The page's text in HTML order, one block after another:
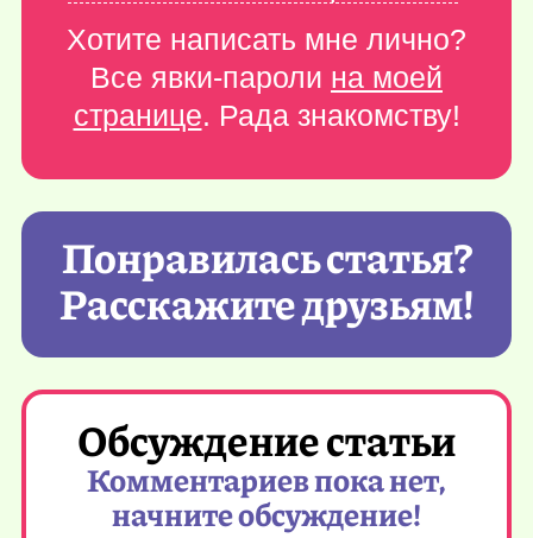
Хотите написать мне лично?
Все явки-пароли на моей
странице. Рада знакомству!
Понравилась статья?
Расскажите друзьям!
Обсуждение статьи
Комментариев пока нет,
начните обсуждение!